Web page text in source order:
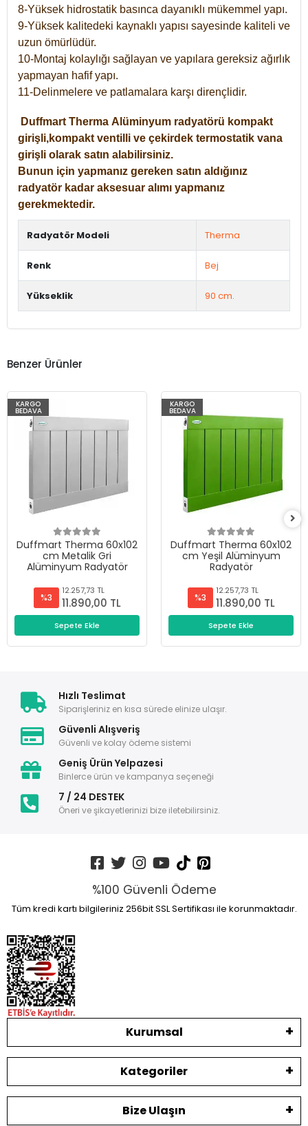
8-Yüksek hidrostatik basınca dayanıklı mükemmel yapı.
9-Yüksek kalitedeki kaynaklı yapısı sayesinde kaliteli ve
uzun ömürlüdür.
10-Montaj kolaylığı sağlayan ve yapılara gereksiz ağırlık
yapmayan hafif yapı.
11-Delinmelere ve patlamalara karşı dirençlidir.
Duffmart Therma Alüminyum radyatörü kompakt
girişli,kompakt ventilli ve çekirdek termostatik vana
girişli olarak satın alabilirsiniz.
Bunun için yapmanız gereken satın aldığınız
radyatör kadar aksesuar alımı yapmanız
gerekmektedir.
Radyatör Modeli Therma
Renk Bej
Yükseklik 90 cm.
Benzer Ürünler
KARGO
BEDAVA
Duffmart Therma 60x102
cm Metalik Gri
Alüminyum Radyatör
%3
12.257,73 TL
11.890,00 TL
Sepete Ekle
KARGO
BEDAVA
Duffmart Therma 60x102
cm Yeşil Alüminyum
Radyatör
%3
12.257,73 TL
11.890,00 TL
Sepete Ekle
Hızlı Teslimat
Siparişleriniz en kısa sürede elinize ulaşır.
Güvenli Alışveriş
Güvenli ve kolay ödeme sistemi
Geniş Ürün Yelpazesi
Binlerce ürün ve kampanya seçeneği
7 / 24 DESTEK
Öneri ve şikayetlerinizi bize iletebilirsiniz.
%100 Güvenli Ödeme
Tüm kredi kartı bilgileriniz 256bit SSL Sertifikası ile korunmaktadır.
Kurumsal
Kategoriler
Bize Ulaşın